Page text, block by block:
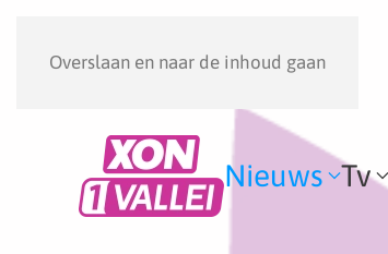
Overslaan en naar de inhoud gaan
Nieuws Tv